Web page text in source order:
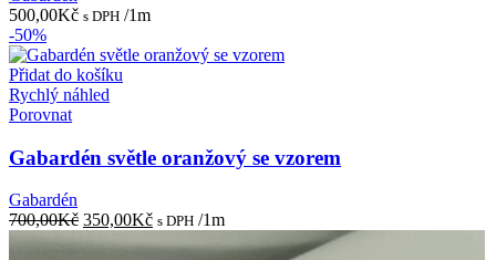
500,00Kč s DPH /1m
-50%
Přidat do košíku
Rychlý náhled
Porovnat
Gabardén světle oranžový se vzorem
Gabardén
700,00Kč Původní
cena
350,00KčAktuální
s DPH /1m